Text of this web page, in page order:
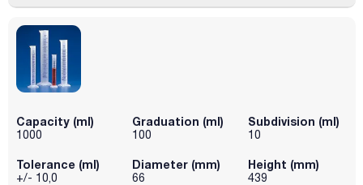
Capacity (ml)
1000
Graduation (ml)
100
Subdivision (ml)
10
Tolerance (ml)
+/- 10,0
Diameter (mm)
66
Height (mm)
439